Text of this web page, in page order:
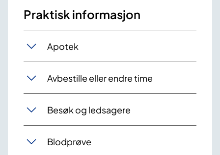
Praktisk informasjon
Apotek
Avbestille eller endre time
Besøk og ledsagere
Blodprøve